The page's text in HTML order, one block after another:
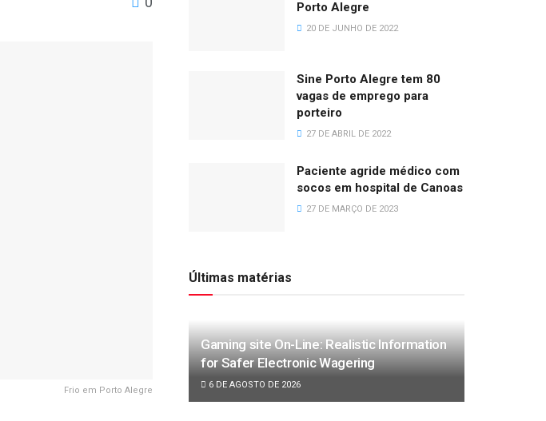
Frio em Porto Alegre
Porto Alegre
20 DE JUNHO DE 2022
Sine Porto Alegre tem 80
vagas de emprego para
porteiro
27 DE ABRIL DE 2022
Paciente agride médico com
socos em hospital de Canoas
27 DE MARÇO DE 2023
Últimas matérias
Gaming site On-Line: Realistic Information
for Safer Electronic Wagering
6 DE AGOSTO DE 2026